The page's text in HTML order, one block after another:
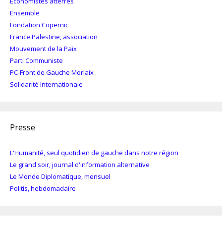
Ensemble
Fondation Copernic
France Palestine, association
Mouvement de la Paix
Parti Communiste
PC-Front de Gauche Morlaix
Solidarité Internationale
Presse
L'Humanité, seul quotidien de gauche dans notre région
Le grand soir, journal d'information alternative
Le Monde Diplomatique, mensuel
Politis, hebdomadaire